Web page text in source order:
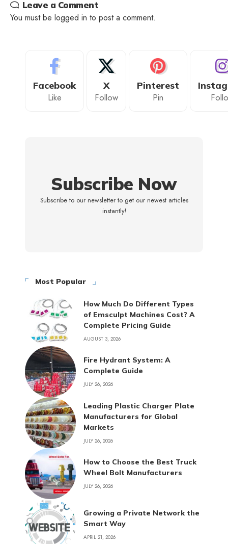
Leave a Comment
You must be logged in to post a comment.
Facebook
Like
X
Follow
Pinterest
Pin
Subscribe Now
Subscribe to our newsletter to get our newest articles
instantly!
Most Popular
How Much Do Different Types
of Emsculpt Machines Cost? A
Complete Pricing Guide
AUGUST 3, 2026
Fire Hydrant System: A
Complete Guide
JULY 26, 2026
Leading Plastic Charger Plate
Manufacturers for Global
Markets
JULY 26, 2026
How to Choose the Best Truck
Wheel Bolt Manufacturers
JULY 26, 2026
Growing a Private Network the
Smart Way
APRIL 21, 2026